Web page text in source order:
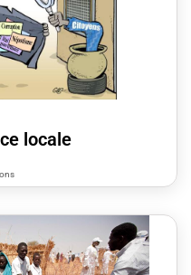
locale